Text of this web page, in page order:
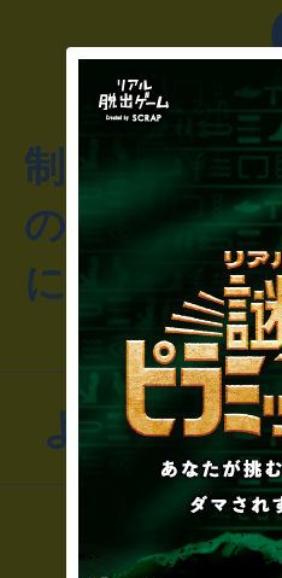
制作のご相
のお客様か
にお問い合
よくあるお